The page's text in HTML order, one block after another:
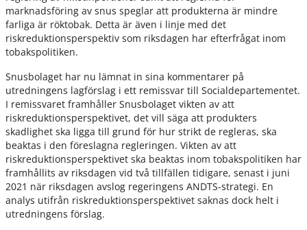
marknadsföring av snus speglar att produkterna är mindre
farliga är röktobak. Detta är även i linje med det
riskreduktionsperspektiv som riksdagen har efterfrågat inom
tobakspolitiken.
Snusbolaget har nu lämnat in sina kommentarer på
utredningens lagförslag i ett remissvar till Socialdepartementet.
I remissvaret framhåller Snusbolaget vikten av att
riskreduktionsperspektivet, det vill säga att produkters
skadlighet ska ligga till grund för hur strikt de regleras, ska
beaktas i den föreslagna regleringen. Vikten av att
riskreduktionsperspektivet ska beaktas inom tobakspolitiken har
framhållits av riksdagen vid två tillfällen tidigare, senast i juni
2021 när riksdagen avslog regeringens ANDTS-strategi. En
analys utifrån riskreduktionsperspektivet saknas dock helt i
utredningens förslag.